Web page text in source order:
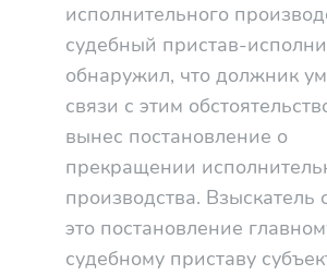
исполнительного
судебный пристав-
обнаружил, что должник
связи с этим
вынес постановление о
прекращении
производства. Взыскатель
это постановление
судебному приставу